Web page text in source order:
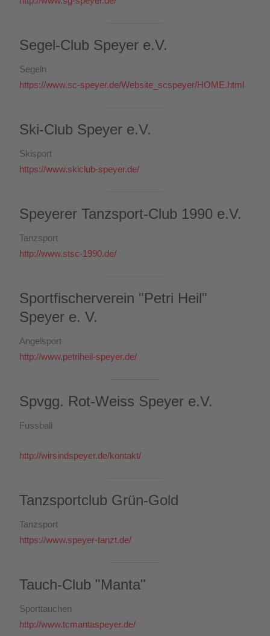
Segel-Club Speyer e.V.
Segeln
https://www.sc-speyer.de/Website_scspeyer/HOME.html
Ski-Club Speyer e.V.
Skisport
https://www.skiclub-speyer.de/
Speyerer Tanzsport-Club 1990 e.V.
Tanzsport
http://www.stsc-1990.de/
Sportfischerverein "Petri Heil"
Speyer e. V.
Angelsport
http://www.petriheil-speyer.de/
Spvgg. Rot-Weiss Speyer e.V.
Fussball
http://wirsindspeyer.de/kontakt/
Tanzsportclub Grün-Gold
Tanzsport
https://www.speyer-tanzt.de/
Tauch-Club "Manta"
Sporttauchen
http://www.tcmantaspeyer.de/